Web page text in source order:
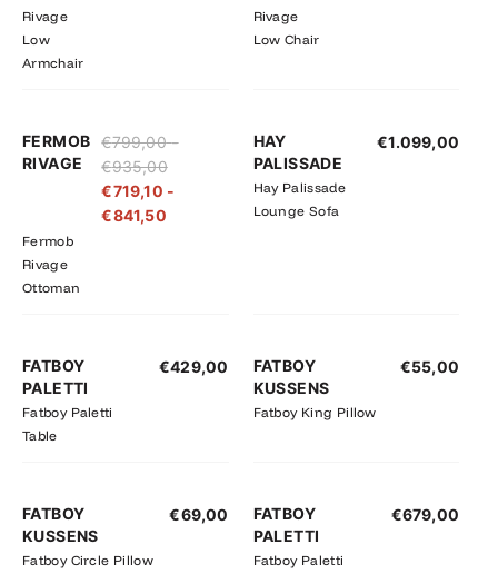
Rivage
Low
Armchair
Rivage
Low Chair
FERMOB
RIVAGE
Fermob
Rivage
Ottoman
€799,00 -
€935,00
€799,00
tot
€935,00
€719,10 -
€841,50
€719,10
tot
€841,50
HAY
PALISSADE
Hay Palissade
Lounge Sofa
€1.099,00
FATBOY
PALETTI
Fatboy Paletti
Table
€429,00
FATBOY
KUSSENS
Fatboy King Pillow
€55,00
FATBOY
KUSSENS
Fatboy Circle Pillow
€69,00
FATBOY
PALETTI
Fatboy Paletti
€679,00